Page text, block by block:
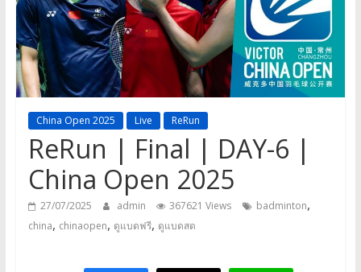
a
game,
It’s
my
life
China Open 2025 Live ReRun
ReRun | Final | DAY-6 |
China Open 2025
27/07/2025 admin 367621 Views badminton,
china, chinaopen, ดูแบดฟรี, ดูแบดสด